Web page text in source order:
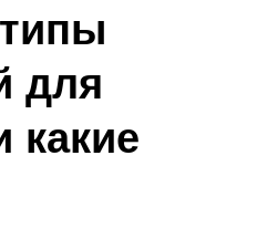
для
какие